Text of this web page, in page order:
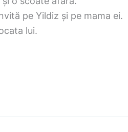
pe Yildiz și pe mama ei.
lui.